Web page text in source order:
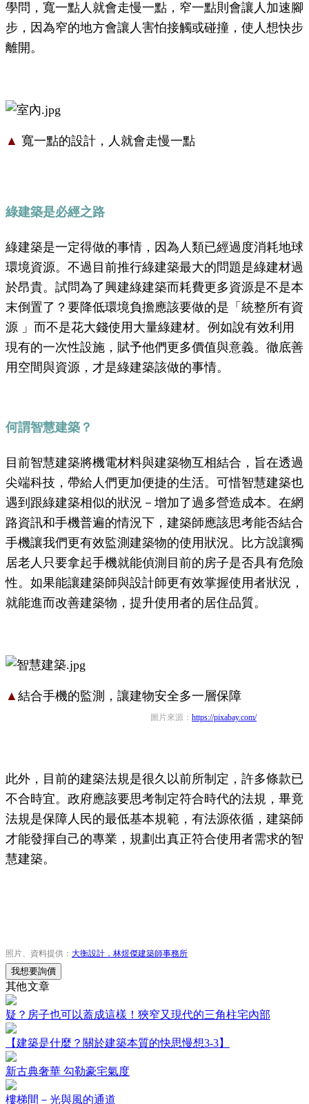
學問，寬一點人就會走慢一點，窄一點則會讓人加速腳
步，因為窄的地方會讓人害怕接觸或碰撞，使人想快步
離開。
▲ 寬一點的設計，人就會走慢一點
綠建築是必經之路
綠建築是一定得做的事情，因為人類已經過度消耗地球
環境資源。不過目前推行綠建築最大的問題是綠建材過
於昂貴。試問為了興建綠建築而耗費更多資源是不是本
末倒置了？要降低環境負擔應該要做的是「統整所有資
源 」而不是花大錢使用大量綠建材。例如說有效利用
現有的一次性設施，賦予他們更多價值與意義。徹底善
用空間與資源，才是綠建築該做的事情。
何謂智慧建築？
目前智慧建築將機電材料與建築物互相結合，旨在透過
尖端科技，帶給人們更加便捷的生活。可惜智慧建築也
遇到跟綠建築相似的狀況－增加了過多營造成本。在網
路資訊和手機普遍的情況下，建築師應該思考能否結合
手機讓我們更有效監測建築物的使用狀況。比方說讓獨
居老人只要拿起手機就能偵測目前的房子是否具有危險
性。如果能讓建築師與設計師更有效掌握使用者狀況，
就能進而改善建築物，提升使用者的居住品質。
▲ 結合手機的監測，讓建物安全多一層保障
圖片來源： https://pixabay.com/
此外，目前的建築法規是很久以前所制定，許多條款已
不合時宜。政府應該要思考制定符合時代的法規，畢竟
法規是保障人民的最低基本規範，有法源依循，建築師
才能發揮自己的專業，規劃出真正符合使用者需求的智
慧建築。
照片、資料提供： 大衡設計．林煜傑建築師事務所
我想要詢價
其他文章
疑？房子也可以蓋成這樣！狹窄又現代的三角柱宅內部
【建築是什麼？關於建築本質的快思慢想3-3】
新古典奢華 勾勒豪宅氣度
樓梯間－光與風的通道